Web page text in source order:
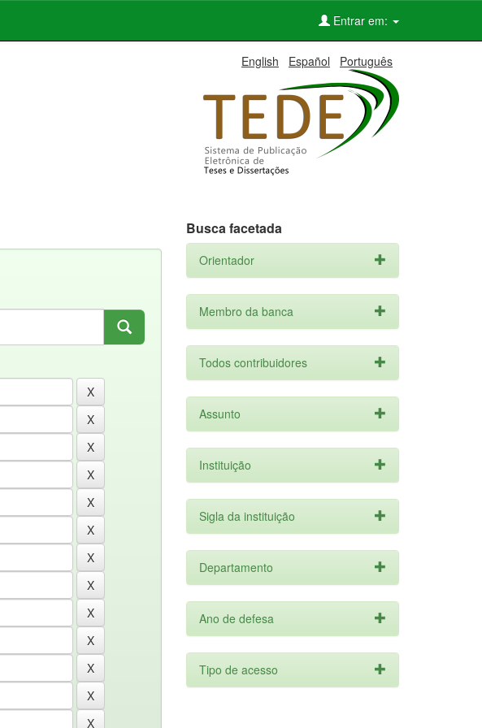
Entrar em:
English Español Português
Busca facetada
Orientador
Membro da banca
Todos contribuidores
Assunto
Instituição
Sigla da instituição
Departamento
Ano de defesa
Tipo de acesso